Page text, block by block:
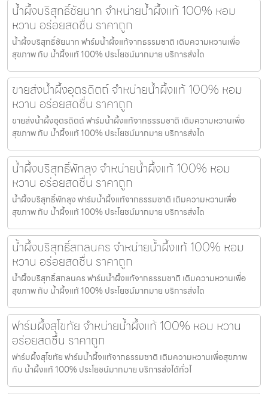
น้ำผึ้งบริสุทธิ์ชัยนาท จำหน่ายน้ำผึ้งแท้ 100% หอม
หวาน อร่อยสดชื่น ราคาถูก
น้ำผึ้งบริสุทธิ์ชัยนาท ฟาร์มน้ำผึ้งแท้จากธรรมชาติ เติมความหวานเพื่อ
สุขภาพ กับ น้ำผึ้งแท้ 100% ประโยชน์มากมาย บริการส่งได
ขายส่งน้ำผึ้งอุตรดิตถ์ จำหน่ายน้ำผึ้งแท้ 100% หอม
หวาน อร่อยสดชื่น ราคาถูก
ขายส่งน้ำผึ้งอุตรดิตถ์ ฟาร์มน้ำผึ้งแท้จากธรรมชาติ เติมความหวานเพื่อ
สุขภาพ กับ น้ำผึ้งแท้ 100% ประโยชน์มากมาย บริการส่งได
น้ำผึ้งบริสุทธิ์พัทลุง จำหน่ายน้ำผึ้งแท้ 100% หอม
หวาน อร่อยสดชื่น ราคาถูก
น้ำผึ้งบริสุทธิ์พัทลุง ฟาร์มน้ำผึ้งแท้จากธรรมชาติ เติมความหวานเพื่อ
สุขภาพ กับ น้ำผึ้งแท้ 100% ประโยชน์มากมาย บริการส่งได
น้ำผึ้งบริสุทธิ์สกลนคร จำหน่ายน้ำผึ้งแท้ 100% หอม
หวาน อร่อยสดชื่น ราคาถูก
น้ำผึ้งบริสุทธิ์สกลนคร ฟาร์มน้ำผึ้งแท้จากธรรมชาติ เติมความหวานเพื่อ
สุขภาพ กับ น้ำผึ้งแท้ 100% ประโยชน์มากมาย บริการส่งได
ฟาร์มผึ้งสุโขทัย จำหน่ายน้ำผึ้งแท้ 100% หอม หวาน
อร่อยสดชื่น ราคาถูก
ฟาร์มผึ้งสุโขทัย ฟาร์มน้ำผึ้งแท้จากธรรมชาติ เติมความหวานเพื่อสุขภาพ
กับ น้ำผึ้งแท้ 100% ประโยชน์มากมาย บริการส่งได้ทั่วไ